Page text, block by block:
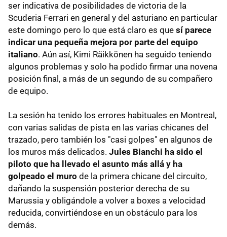
ser indicativa de posibilidades de victoria de la
Scuderia Ferrari en general y del asturiano en particular
este domingo pero lo que está claro es que sí parece
indicar una pequeña mejora por parte del equipo
italiano. Aún así, Kimi Räikkönen ha seguido teniendo
algunos problemas y solo ha podido firmar una novena
posición final, a más de un segundo de su compañero
de equipo.
La sesión ha tenido los errores habituales en Montreal,
con varias salidas de pista en las varias chicanes del
trazado, pero también los "casi golpes" en algunos de
los muros más delicados. Jules Bianchi ha sido el
piloto que ha llevado el asunto más allá y ha
golpeado el muro de la primera chicane del circuito,
dañando la suspensión posterior derecha de su
Marussia y obligándole a volver a boxes a velocidad
reducida, convirtiéndose en un obstáculo para los
demás.